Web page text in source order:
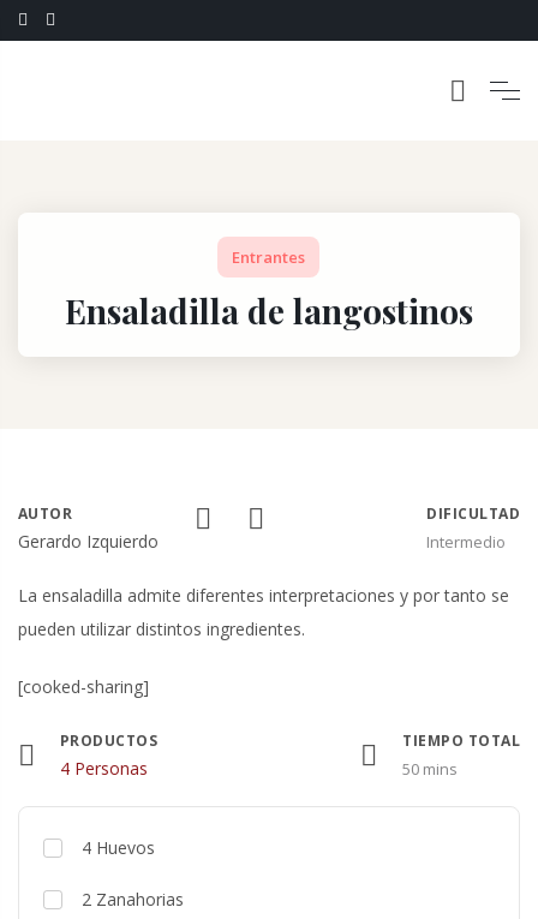
Entrantes
Ensaladilla de langostinos
AUTOR
Gerardo Izquierdo
DIFICULTAD
Intermedio
La ensaladilla admite diferentes interpretaciones y por tanto se
pueden utilizar distintos ingredientes.
[cooked-sharing]
PRODUCTOS
4 Personas
TIEMPO TOTAL
50 mins
4 Huevos
2 Zanahorias